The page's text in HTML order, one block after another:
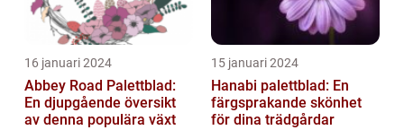
16 januari 2024
Abbey Road Palettblad:
En djupgående översikt
av denna populära växt
15 januari 2024
Hanabi palettblad: En
färgsprakande skönhet
för dina trädgårdar